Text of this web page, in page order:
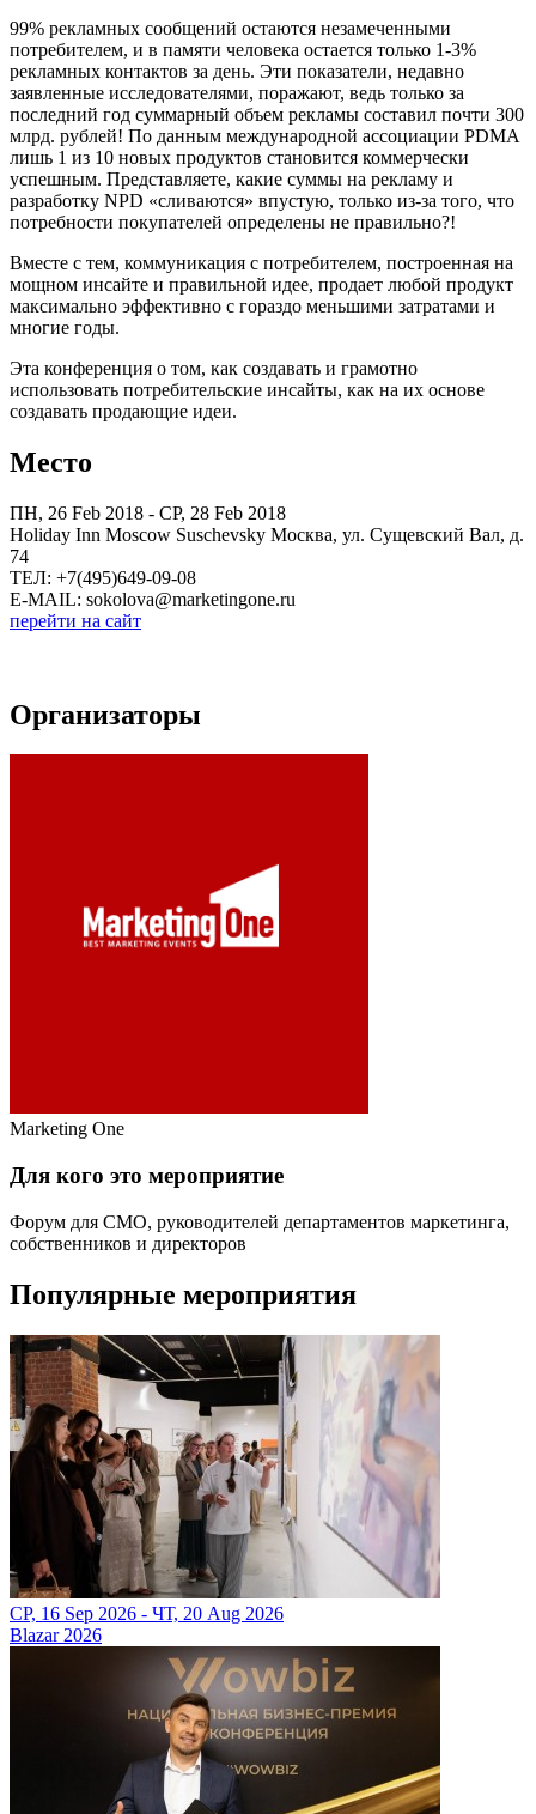
99% рекламных сообщений остаются незамеченными
потребителем, и в памяти человека остается только 1-3%
рекламных контактов за день. Эти показатели, недавно
заявленные исследователями, поражают, ведь только за
последний год суммарный объем рекламы составил почти 300
млрд. рублей! По данным международной ассоциации PDMA
лишь 1 из 10 новых продуктов становится коммерчески
успешным. Представляете, какие суммы на рекламу и
разработку NPD «сливаются» впустую, только из-за того, что
потребности покупателей определены не правильно?!
Вместе с тем, коммуникация с потребителем, построенная на
мощном инсайте и правильной идее, продает любой продукт
максимально эффективно с гораздо меньшими затратами и
многие годы.
Эта конференция о том, как создавать и грамотно
использовать потребительские инсайты, как на их основе
создавать продающие идеи.
Место
ПН, 26 Feb 2018 - СР, 28 Feb 2018
Holiday Inn Moscow Suschevsky Москва, ул. Сущевский Вал, д.
74
ТЕЛ: +7(495)649-09-08
E-MAIL: sokolova@marketingone.ru
перейти на сайт
Организаторы
Marketing One
Для кого это мероприятие
Форум для CMO, руководителей департаментов маркетинга,
собственников и директоров
Популярные мероприятия
СР, 16 Sep 2026 - ЧТ, 20 Aug 2026
Blazar 2026